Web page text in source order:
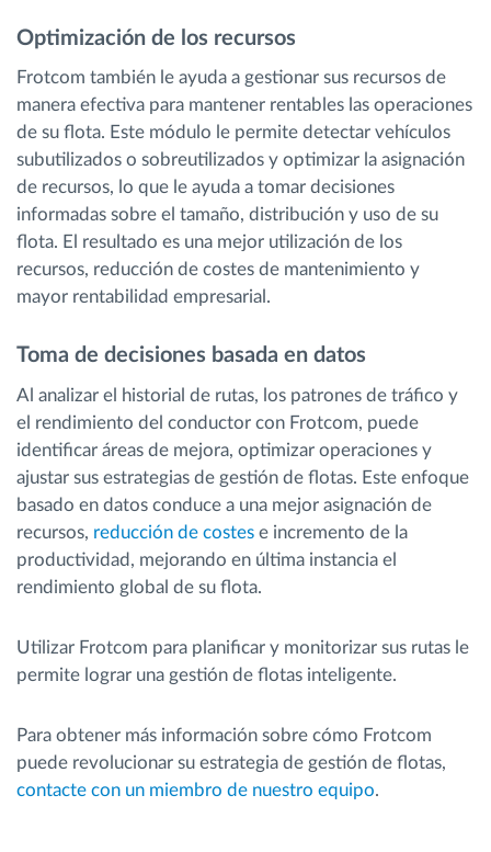
Optimización de los recursos
Frotcom también le ayuda a gestionar sus recursos de
manera efectiva para mantener rentables las operaciones
de su flota. Este módulo le permite detectar vehículos
subutilizados o sobreutilizados y optimizar la asignación
de recursos, lo que le ayuda a tomar decisiones
informadas sobre el tamaño, distribución y uso de su
flota. El resultado es una mejor utilización de los
recursos, reducción de costes de mantenimiento y
mayor rentabilidad empresarial.
Toma de decisiones basada en datos
Al analizar el historial de rutas, los patrones de tráfico y
el rendimiento del conductor con Frotcom, puede
identificar áreas de mejora, optimizar operaciones y
ajustar sus estrategias de gestión de flotas. Este enfoque
basado en datos conduce a una mejor asignación de
recursos, reducción de costes e incremento de la
productividad, mejorando en última instancia el
rendimiento global de su flota.
Utilizar Frotcom para planificar y monitorizar sus rutas le
permite lograr una gestión de flotas inteligente.
Para obtener más información sobre cómo Frotcom
puede revolucionar su estrategia de gestión de flotas,
contacte con un miembro de nuestro equipo.